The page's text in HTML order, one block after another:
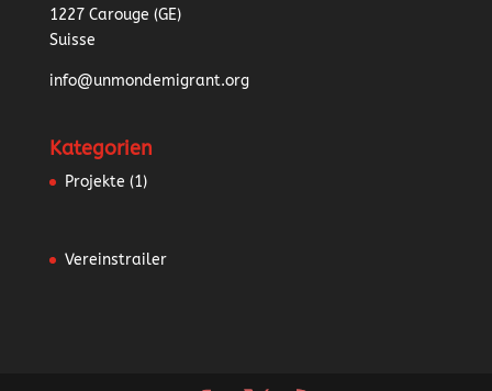
1227 Carouge (GE)
Suisse
info@unmondemigrant.org
Kategorien
Projekte (1)
Vereinstrailer